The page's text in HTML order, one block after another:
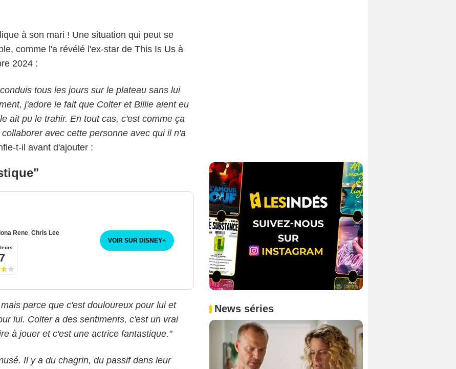
à son mari ! Une situation qui peut se
comme l'a révélé l'ex-star de This Is Us à
2024 :
tous les jours sur le plateau sans lui
j'adore le fait que Colter et Billie aient eu
ait pu le trahir. En tout cas, c'est comme ça
avec cette personne avec qui il n'a
t-il avant d'ajouter :
Rene, Chris Lee
VOIR SUR DISNEY+
parce que c'est douloureux pour lui et
lui. Colter a des sentiments, c'est un vrai
à jouer et c'est une actrice fantastique."
Il y a du chagrin, du passif dans leur
News séries